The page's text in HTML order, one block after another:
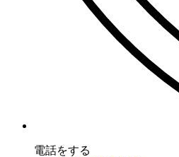
電話をする